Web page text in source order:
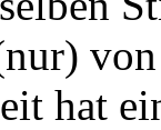
hat